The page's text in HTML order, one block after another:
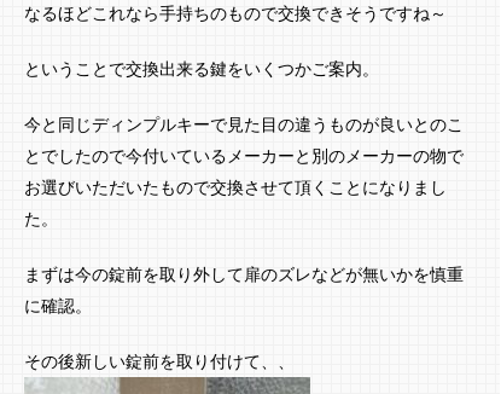
なるほどこれなら手持ちのもので交換できそうですね～
ということで交換出来る鍵をいくつかご案内。
今と同じディンプルキーで見た目の違うものが良いとのこ
とでしたので今付いているメーカーと別のメーカーの物で
お選びいただいたもので交換させて頂くことになりまし
た。
まずは今の錠前を取り外して扉のズレなどが無いかを慎重
に確認。
その後新しい錠前を取り付けて、、